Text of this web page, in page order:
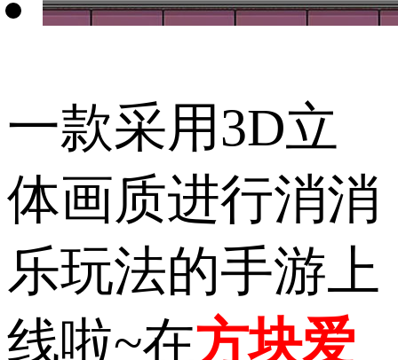
一款采用3D立
体画质进行消消
乐玩法的手游上
线啦~在方块爱